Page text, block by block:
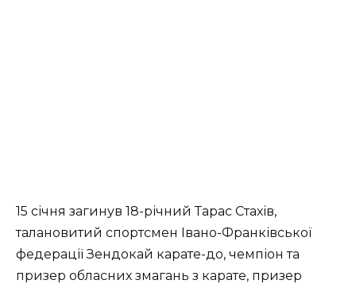
15 січня загинув 18-річний Тарас Стахів,
талановитий спортсмен Івано-Франківської
федерації Зендокай карате-до, чемпіон та
призер обласних змагань з карате, призер